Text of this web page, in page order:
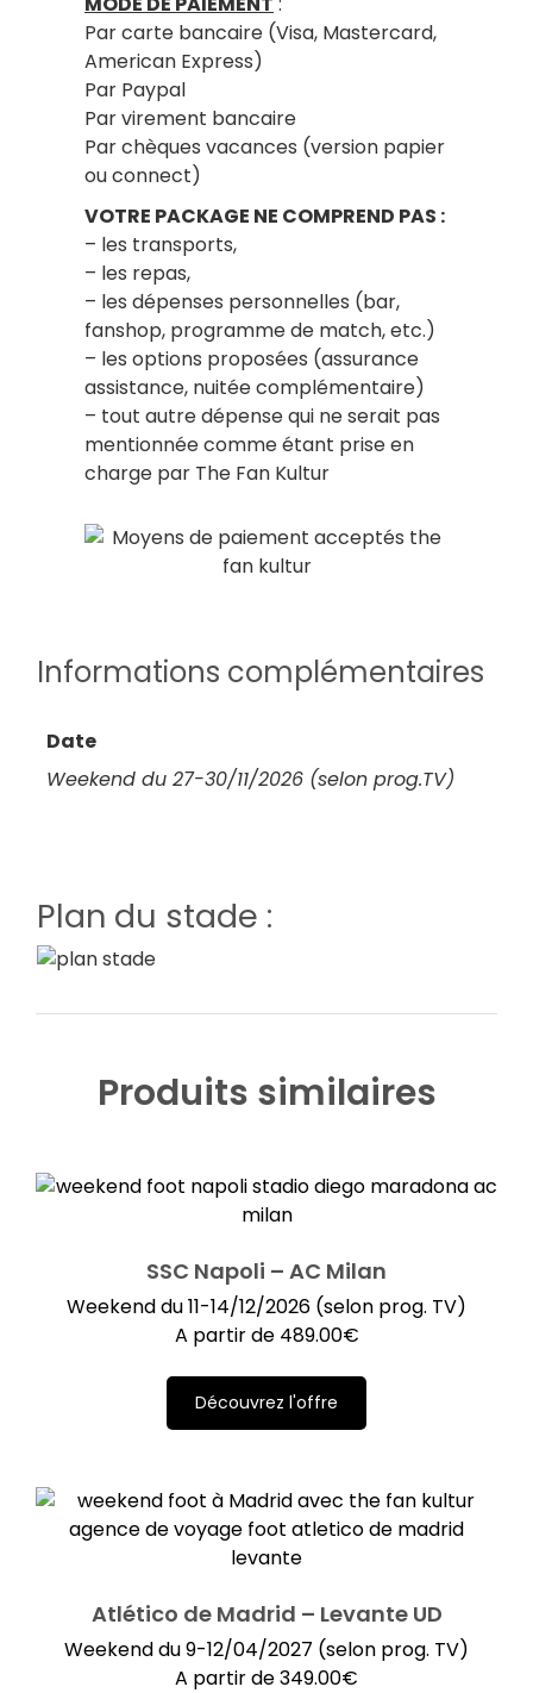
Par carte bancaire (Visa, Mastercard,
American Express)
Par Paypal
Par virement bancaire
Par chèques vacances (version papier
ou connect)
VOTRE PACKAGE NE COMPREND PAS :
– les transports,
– les repas,
– les dépenses personnelles (bar,
fanshop, programme de match, etc.)
– les options proposées (assurance
assistance, nuitée complémentaire)
– tout autre dépense qui ne serait pas
mentionnée comme étant prise en
charge par The Fan Kultur
Informations complémentaires
Date
Weekend du 27-30/11/2026 (selon prog.TV)
Plan du stade :
Produits similaires
SSC Napoli – AC Milan
Weekend du 11-14/12/2026 (selon prog. TV)
A partir de 489.00€
Découvrez l'offre
Atlético de Madrid – Levante UD
Weekend du 9-12/04/2027 (selon prog. TV)
A partir de349.00€